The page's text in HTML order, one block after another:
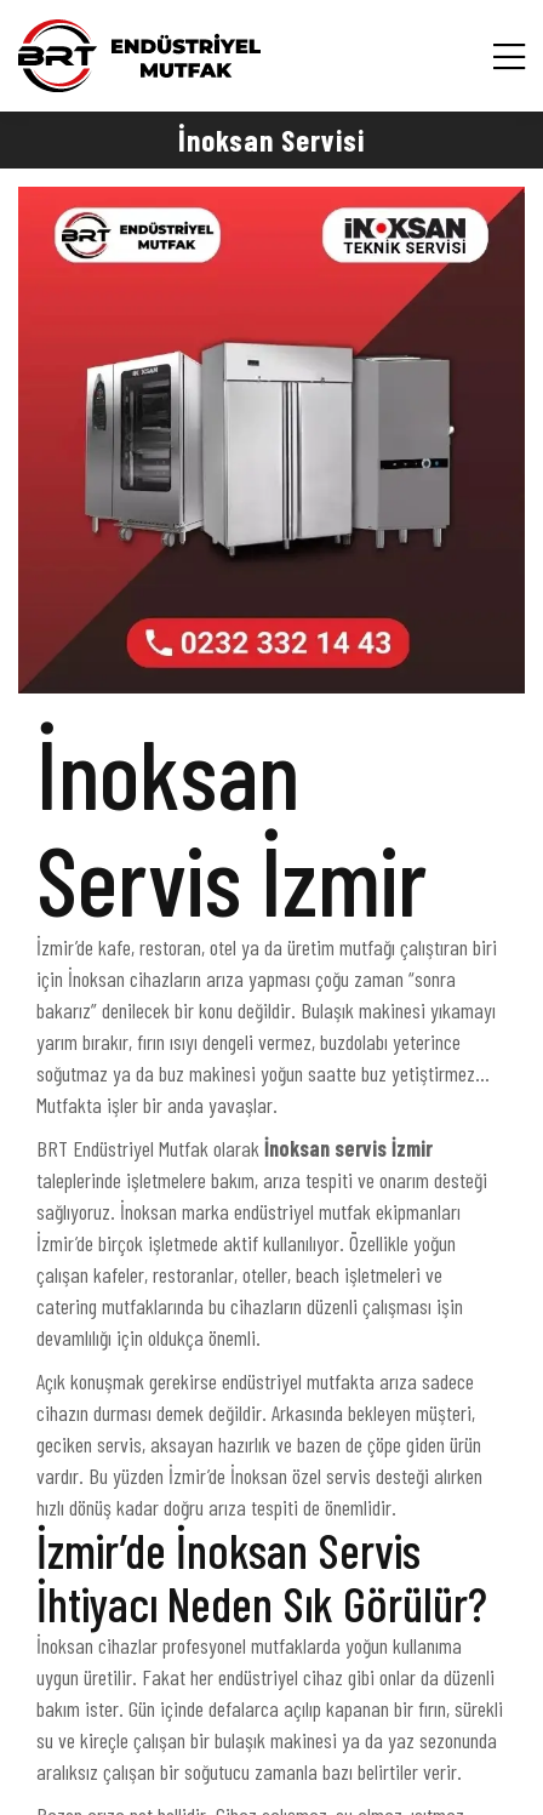
İnoksan Servisi
İnoksan
Servis İzmir
İzmir’de kafe, restoran, otel ya da üretim mutfağı çalıştıran biri
için İnoksan cihazların arıza yapması çoğu zaman “sonra
bakarız” denilecek bir konu değildir. Bulaşık makinesi yıkamayı
yarım bırakır, fırın ısıyı dengeli vermez, buzdolabı yeterince
soğutmaz ya da buz makinesi yoğun saatte buz yetiştirmez…
Mutfakta işler bir anda yavaşlar.
BRT Endüstriyel Mutfak olarak İnoksan servis İzmir
taleplerinde işletmelere bakım, arıza tespiti ve onarım desteği
sağlıyoruz. İnoksan marka endüstriyel mutfak ekipmanları
İzmir’de birçok işletmede aktif kullanılıyor. Özellikle yoğun
çalışan kafeler, restoranlar, oteller, beach işletmeleri ve
catering mutfaklarında bu cihazların düzenli çalışması işin
devamlılığı için oldukça önemli.
Açık konuşmak gerekirse endüstriyel mutfakta arıza sadece
cihazın durması demek değildir. Arkasında bekleyen müşteri,
geciken servis, aksayan hazırlık ve bazen de çöpe giden ürün
vardır. Bu yüzden İzmir’de İnoksan özel servis desteği alırken
hızlı dönüş kadar doğru arıza tespiti de önemlidir.
İzmir’de İnoksan Servis
İhtiyacı Neden Sık Görülür?
İnoksan cihazlar profesyonel mutfaklarda yoğun kullanıma
uygun üretilir. Fakat her endüstriyel cihaz gibi onlar da düzenli
bakım ister. Gün içinde defalarca açılıp kapanan bir fırın, sürekli
su ve kireçle çalışan bir bulaşık makinesi ya da yaz sezonunda
aralıksız çalışan bir soğutucu zamanla bazı belirtiler verir.